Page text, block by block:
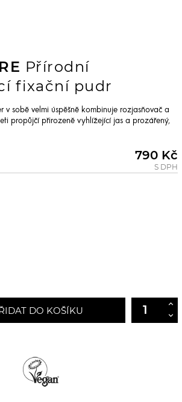
Přírodní
fixační pudr
v sobě velmi úspěšně kombinuje rozjasňovač a
propůjčí přirozeně vyhlížející jas a prozářený,
790 Kč
S DPH
DO KOŠÍKU